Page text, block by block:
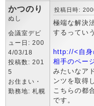
かつのり
ぬし
会議室デビ
ュー日: 200
4/03/18
投稿数: 201
5
お住まい・
勤務地: 札幌
投稿日時:
極端な解決
するってい
http://<自
相手のペー
みたいなア
ンツを取得
こちらの都
です。